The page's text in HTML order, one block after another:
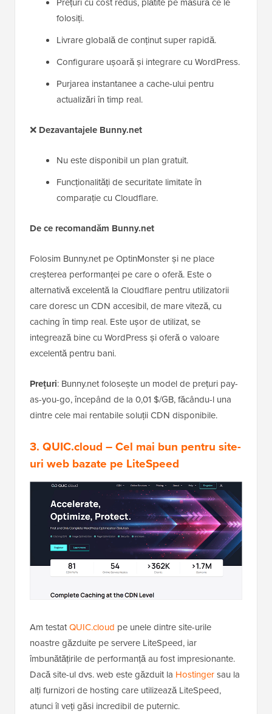
folosiți.
Livrare globală de conținut super rapidă.
Configurare ușoară și integrare cu WordPress.
Purjarea instantanee a cache-ului pentru
actualizări în timp real.
❌ Dezavantajele Bunny.net
Nu este disponibil un plan gratuit.
Funcționalități de securitate limitate în
comparație cu Cloudflare.
De ce recomandăm Bunny.net
Folosim Bunny.net pe OptinMonster și ne place
creșterea performanței pe care o oferă. Este o
alternativă excelentă la Cloudflare pentru utilizatorii
care doresc un CDN accesibil, de mare viteză, cu
caching în timp real. Este ușor de utilizat, se
integrează bine cu WordPress și oferă o valoare
excelentă pentru bani.
Prețuri: Bunny.net folosește un model de prețuri pay-
as-you-go, începând de la 0,01 $/GB, făcându-l una
dintre cele mai rentabile soluții CDN disponibile.
3. QUIC.cloud – Cel mai bun pentru site-
uri web bazate pe LiteSpeed
Am testatQUIC.cloud pe unele dintre site-urile
noastre găzduite pe servere LiteSpeed, iar
îmbunătățirile de performanță au fost impresionante.
Dacă site-ul dvs. web este găzduit la Hostingersau la
alți furnizori de hosting care utilizează LiteSpeed,
atunci îl veți găsi incredibil de puternic.